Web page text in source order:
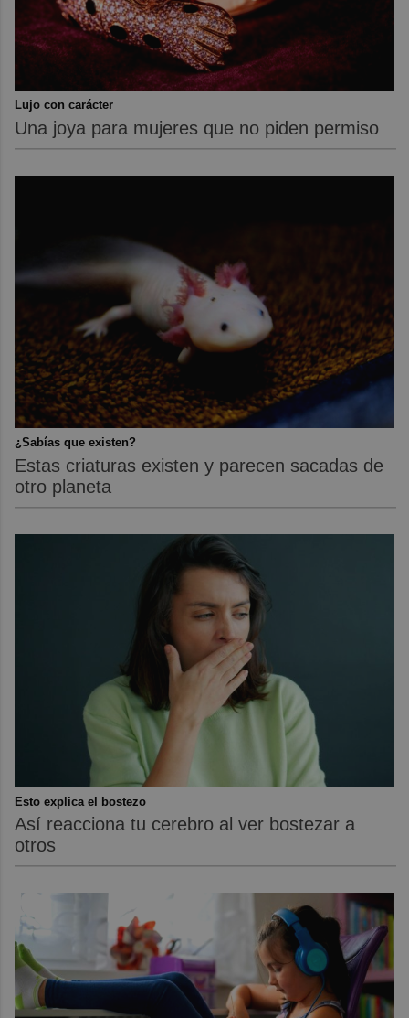
Lujo con carácter
Una joya para mujeres que no piden permiso
¿Sabías que existen?
Estas criaturas existen y parecen sacadas de
otro planeta
Esto explica el bostezo
Así reacciona tu cerebro al ver bostezar a
otros